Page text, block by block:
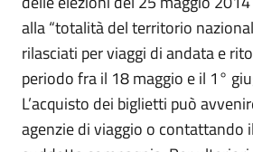
alla “totalità del territorio
rilasciati per viaggi di andata e
periodo fra il 18 maggio e il 1°
L’acquisto dei biglietti può
agenzie di viaggio o contattando